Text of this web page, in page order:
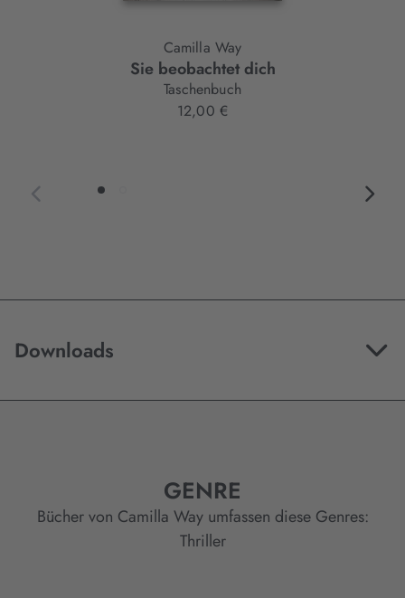
Camilla Way
Sie beobachtet dich
Taschenbuch
12,00 €
Downloads
GENRE
Bücher von Camilla Way umfassen diese Genres:
Thriller